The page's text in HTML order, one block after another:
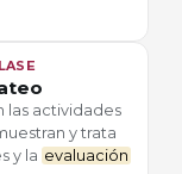
las actividades
y trata
y la evaluación